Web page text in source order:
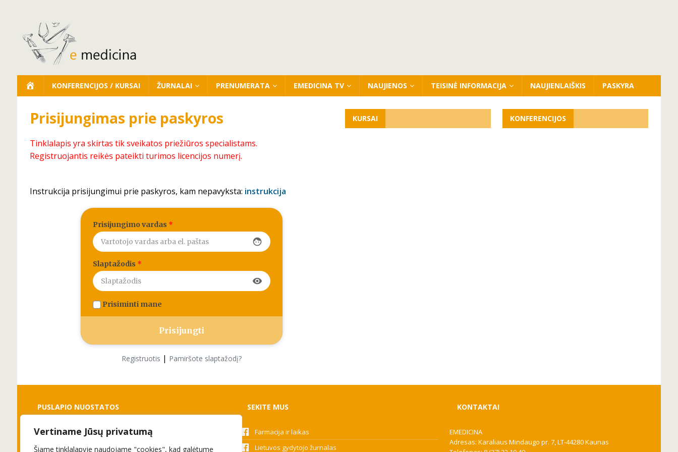
Vertiname Jūsų privatumą
Šiame tinklalapyje naudojame "cookies", kad galėtume
KONFERENCIJOS / KURSAI ŽURNALAI PRENUMERATA EMEDICINA TV NAUJIENOS TEISINĖ INFORMACIJA NAUJIENLAIŠKIS PASKYRA
Prisijungimas prie paskyros
Tinklalapis yra skirtas tik sveikatos priežiūros specialistams.
Registruojantis reikės pateikti turimos licencijos numerį.
Instrukcija prisijungimui prie paskyros, kam nepavyksta: instrukcija
Prisijungimo vardas *
face
Slaptažodis *
visibility
Prisiminti mane
Registruotis | Pamiršote slaptažodį?
KURSAI KONFERENCIJOS
PUSLAPIO NUOSTATOS
Slapukai
Privatumo politika
SEKITE MUS
Farmacija ir laikas
Lietuvos gydytojo žurnalas
KONTAKTAI
EMEDICINA
Adresas: Karaliaus Mindaugo pr. 7, LT-44280 Kaunas